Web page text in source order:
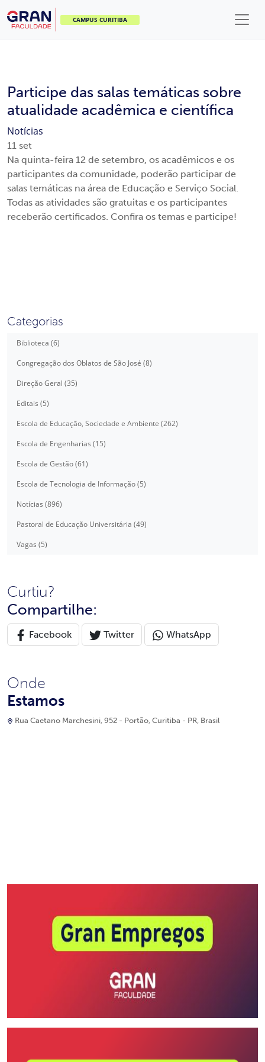
CAMPUS CURITIBA
Participe das salas temáticas sobre
atualidade acadêmica e científica
Notícias
11 set
Na quinta-feira 12 de setembro, os acadêmicos e os
participantes da comunidade, poderão participar de
salas temáticas na área de Educação e Serviço Social.
Todas as atividades são gratuitas e os participantes
receberão certificados. Confira os temas e participe!
Categorias
Biblioteca (6)
Congregação dos Oblatos de São José (8)
Direção Geral (35)
Editais (5)
Escola de Educação, Sociedade e Ambiente (262)
Escola de Engenharias (15)
Escola de Gestão (61)
Escola de Tecnologia de Informação (5)
Notícias (896)
Pastoral de Educação Universitária (49)
Vagas (5)
Curtiu?
Compartilhe:
Facebook Twitter WhatsApp
Onde
Estamos
Rua Caetano Marchesini, 952 - Portão, Curitiba - PR, Brasil